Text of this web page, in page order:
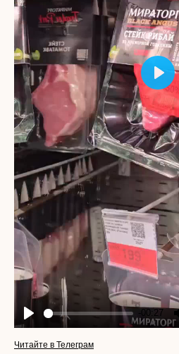
Play
-00:27
Play
Читайте в Телеграм